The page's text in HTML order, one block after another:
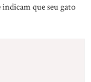
que seu gato